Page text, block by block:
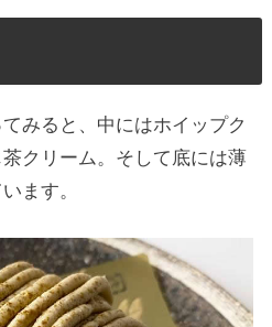
みると、中にはホイップク
クリーム。そして底には薄
ます。